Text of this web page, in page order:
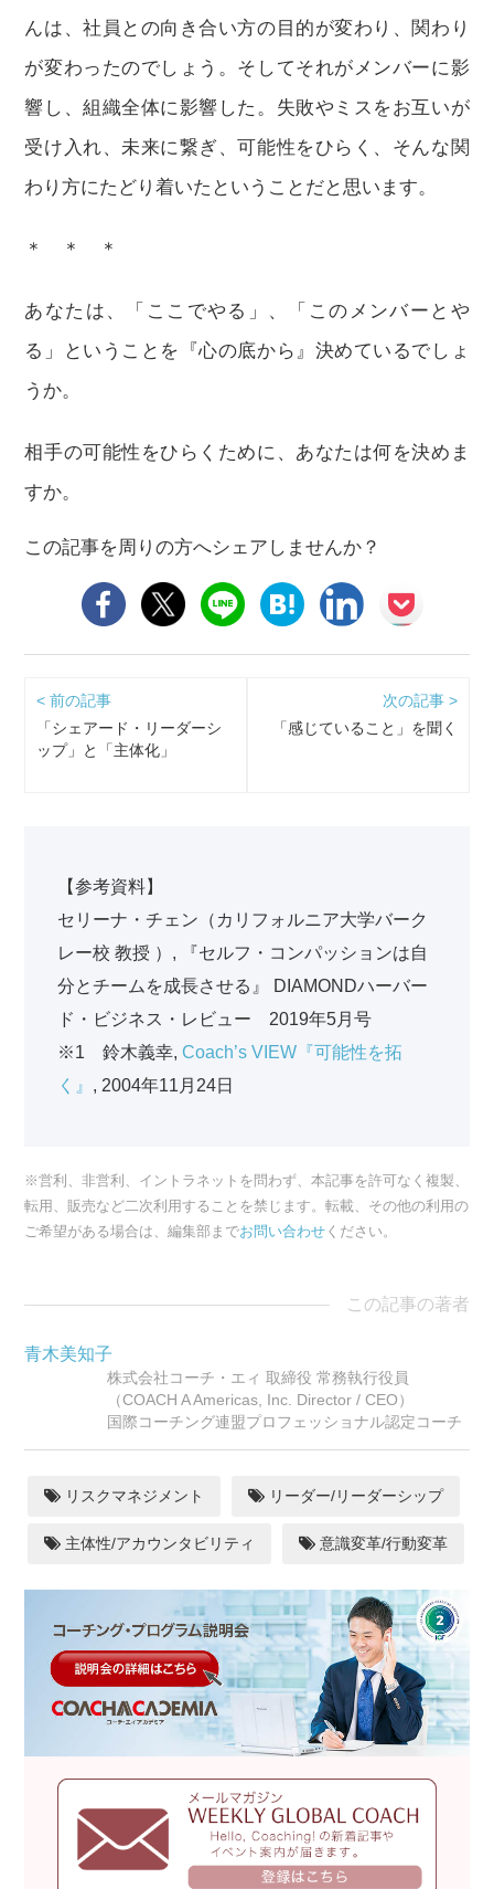
んは、社員との向き合い方の目的が変わり、関わり
が変わったのでしょう。そしてそれがメンバーに影
響し、組織全体に影響した。失敗やミスをお互いが
受け入れ、未来に繋ぎ、可能性をひらく、そんな関
わり方にたどり着いたということだと思います。
＊ ＊ ＊
あなたは、「ここでやる」、「このメンバーとや
る」ということを『心の底から』決めているでしょ
うか。
相手の可能性をひらくために、あなたは何を決めま
すか。
この記事を周りの方へシェアしませんか？
< 前の記事
「シェアード・リーダーシ
ップ」と「主体化」
次の記事 >
「感じていること」を聞く
【参考資料】
セリーナ・チェン（カリフォルニア大学バーク
レー校 教授 ）, 『セルフ・コンパッションは自
分とチームを成長させる』 DIAMONDハーバー
ド・ビジネス・レビュー 2019年5月号
※1 鈴木義幸,Coach’s VIEW『可能性を拓
く』 , 2004年11月24日
※営利、非営利、イントラネットを問わず、本記事を許可なく複製、
転用、販売など二次利用することを禁じます。転載、その他の利用の
ご希望がある場合は、編集部までお問い合わせ ください。
この記事の著者
青木美知子
株式会社コーチ・エィ 取締役 常務執行役員
（COACH A Americas, Inc. Director / CEO）
国際コーチング連盟プロフェッショナル認定コーチ
リスクマネジメント リーダー/リーダーシップ
主体性/アカウンタビリティ 意識変革/行動変革